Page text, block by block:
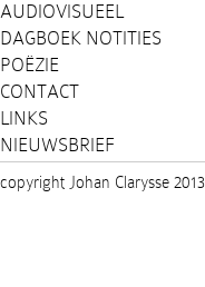
AUDIOVISUEEL
DAGBOEK NOTITIES
POËZIE
CONTACT
LINKS
NIEUWSBRIEF
copyright Johan Clarysse 2013